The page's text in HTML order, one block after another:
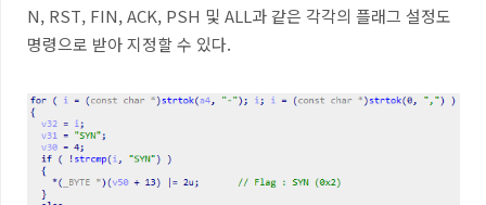
N, RST, FIN, ACK, PSH 및 ALL과 같은 각각의 플래그 설정도
명령으로 받아 지정할 수 있다.